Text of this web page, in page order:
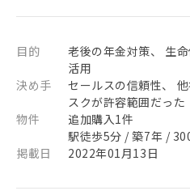
目的
老後の年金対策、 生
活用
決め手
セールスの信頼性、
スクが許容範囲だった
物件
追加購入1件
駅徒歩5分 / 築7年 /
掲載日
2022年01月13日